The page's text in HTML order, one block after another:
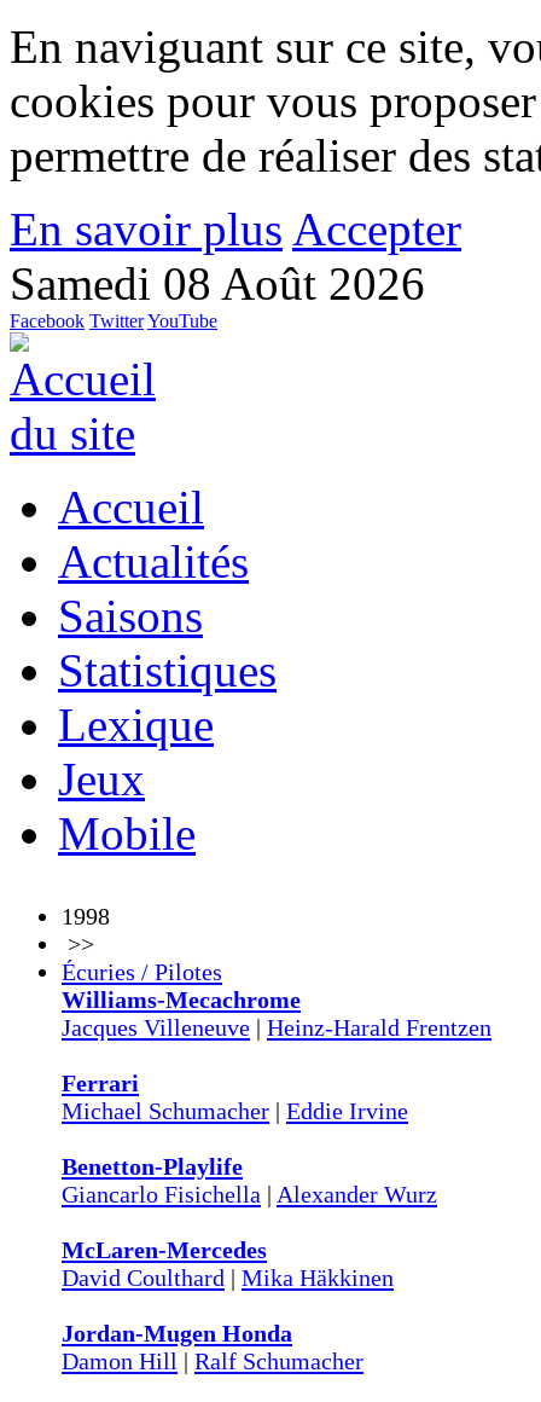
En naviguant sur ce site,
cookies pour vous
permettre de réaliser des
En savoir plus Accepter
Samedi 08 Août 2026
Facebook TwitterYouTube
Accueil
Actualités
Saisons
Statistiques
Lexique
Jeux
Mobile
1998
>>
Écuries / Pilotes
Williams-Mecachrome
Jacques Villeneuve | Heinz-Harald Frentzen
Ferrari
Michael Schumacher | Eddie Irvine
Benetton-Playlife
Giancarlo Fisichella | Alexander Wurz
McLaren-Mercedes
David Coulthard | Mika Häkkinen
Jordan-Mugen Honda
Damon Hill | Ralf Schumacher